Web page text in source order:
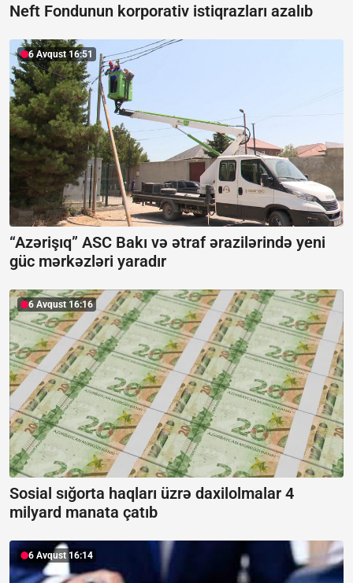
Neft Fondunun korporativ istiqrazları azalıb
6 Avqust 16:51
“Azərişıq” ASC Bakı və ətraf ərazilərində yeni
güc mərkəzləri yaradır
6 Avqust 16:16
Sosial sığorta haqları üzrə daxilolmalar 4
milyard manata çatıb
6 Avqust 16:14